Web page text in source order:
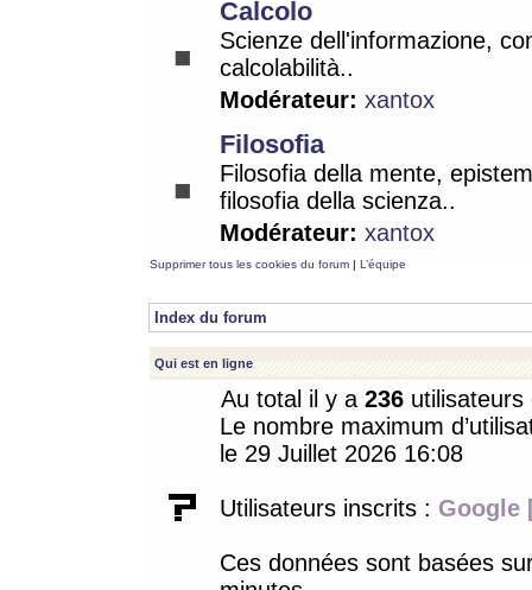
Calcolo
Scienze dell'informazione,
calcolabilità..
Modérateur: xantox
Filosofia
Filosofia della mente,
filosofia della scienza..
Modérateur: xantox
Supprimer tous les cookies du forum | L’équipe
Index du forum
Qui est en ligne
Au total il y a 236
Le nombre maximum
le 29 Juillet 2026 16:08
Utilisateurs inscrits : Google
Ces données sont basées